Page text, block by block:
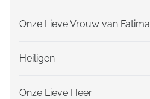
Onze Lieve Vrouw van Fatima
Heiligen
Onze Lieve Heer